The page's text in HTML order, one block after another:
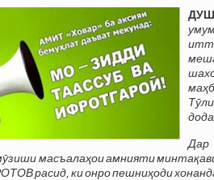
Дар
масъалаҳои амнияти
расид, ки онро пешниҳоди